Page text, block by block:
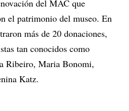
del MAC que
el patrimonio del museo. En
más de 20 donaciones,
tan conocidos como
Ribeiro, Maria Bonomi,
Katz.